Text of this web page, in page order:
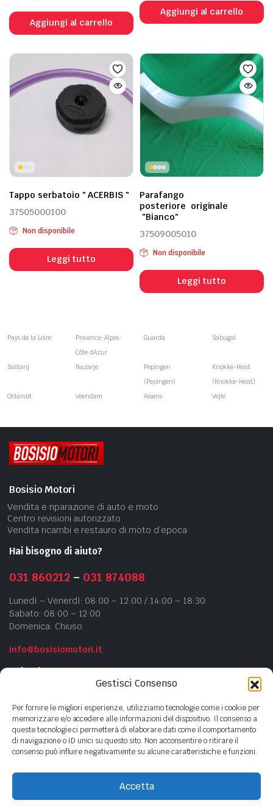
Gestisci Consenso
Per fornire le migliori esperienze, utilizziamo tecnologie come i cookie per
memorizzare e/o accedere alle informazioni del dispositivo. Il consenso a
queste tecnologie ci permetterà di elaborare dati come il comportamento
di navigazione o ID unici su questo sito. Non acconsentire o ritirare il
consenso può influire negativamente su alcune caratteristiche e funzioni.
Accetta
Aggiungi al carrello
Aggiungi al carrello
Tappo serbatoio " ACERBIS "
37505000100
Non disponibile
Leggi tutto
Parafango
posteriore originale
"Bianco"
37509005010
Non disponibile
Leggi tutto
Pays de la Loire
Provence-Alpes-
Côte dAzur
Guarda Sabugal
Šoštanj Nazarje
Pepingen
(Pepingen)
Knokke-Heist
(Knokke-Heist)
Oldambt
Veendam Assens Vejle
Bosisio Motori
Vendita e riparazione di auto e moto
Centro revisioni autorizzato
Vendita ricambi e restauro di moto d’epoca
Hai bisogno di aiuto?
031 860212– 031 874088
Lunedì – Venerdì: 08:00 – 12:00 / 14:00 – 18:30
Sabato: 08:00 – 12:00
Domenica: Chiuso
info@bosisiomotori.it
Azienda
Contatti
Privacy Policy
Cookie Policy
Copyright ©2023- BOSISIO MOTORI s.n.c di Bosisio F.lli - P.Iva